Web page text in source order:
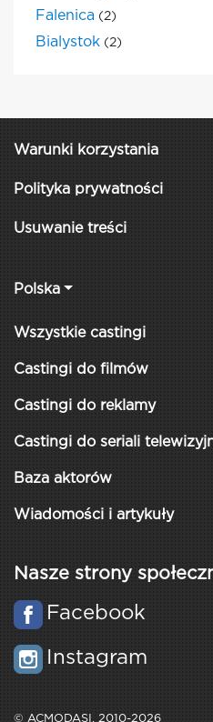
Falenica (2)
Bialystok (2)
Warunki korzystania
Polityka prywatności
Usuwanie treści
Polska
Wszystkie castingi
Castingi do filmów
Castingi do reklamy
Castingi do seriali
Baza aktorów
Wiadomości i artykuły
Nasze strony
Facebook
Instagram
© ACMODASI, 2010-2026